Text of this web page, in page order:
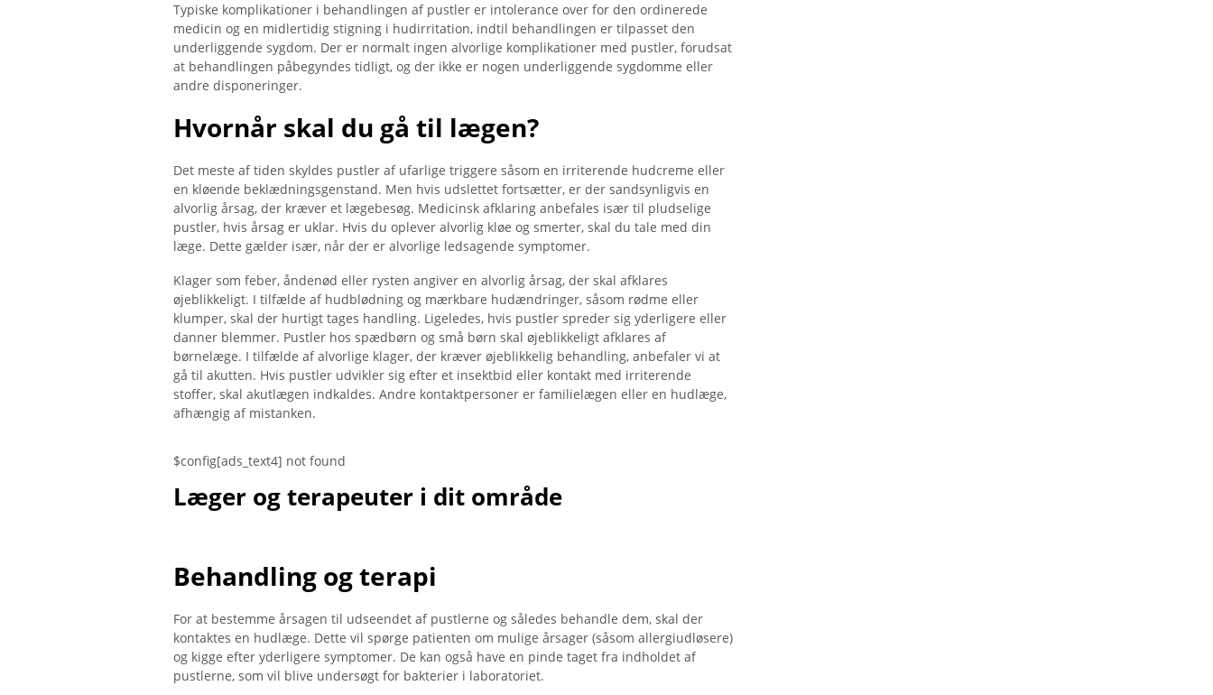
Typiske komplikationer i behandlingen af ​​pustler er intolerance over for den ordinerede
medicin og en midlertidig stigning i hudirritation, indtil behandlingen er tilpasset den
underliggende sygdom. Der er normalt ingen alvorlige komplikationer med pustler, forudsat
at behandlingen påbegyndes tidligt, og der ikke er nogen underliggende sygdomme eller
andre disponeringer.
Hvornår skal du gå til lægen?
Det meste af tiden skyldes pustler af ufarlige triggere såsom en irriterende hudcreme eller
en kløende beklædningsgenstand. Men hvis udslettet fortsætter, er der sandsynligvis en
alvorlig årsag, der kræver et lægebesøg. Medicinsk afklaring anbefales især til pludselige
pustler, hvis årsag er uklar. Hvis du oplever alvorlig kløe og smerter, skal du tale med din
læge. Dette gælder især, når der er alvorlige ledsagende symptomer.
Klager som feber, åndenød eller rysten angiver en alvorlig årsag, der skal afklares
øjeblikkeligt. I tilfælde af hudblødning og mærkbare hudændringer, såsom rødme eller
klumper, skal der hurtigt tages handling. Ligeledes, hvis pustler spreder sig yderligere eller
danner blemmer. Pustler hos spædbørn og små børn skal øjeblikkeligt afklares af
børnelæge. I tilfælde af alvorlige klager, der kræver øjeblikkelig behandling, anbefaler vi at
gå til akutten. Hvis pustler udvikler sig efter et insektbid eller kontakt med irriterende
stoffer, skal akutlægen indkaldes. Andre kontaktpersoner er familielægen eller en hudlæge,
afhængig af mistanken.
$config[ads_text4] not found
Læger og terapeuter i dit område
Behandling og terapi
For at bestemme årsagen til udseendet af pustlerne og således behandle dem, skal der
kontaktes en hudlæge. Dette vil spørge patienten om mulige årsager (såsom allergiudløsere)
og kigge efter yderligere symptomer. De kan også have en pinde taget fra indholdet af
pustlerne, som vil blive undersøgt for bakterier i laboratoriet.